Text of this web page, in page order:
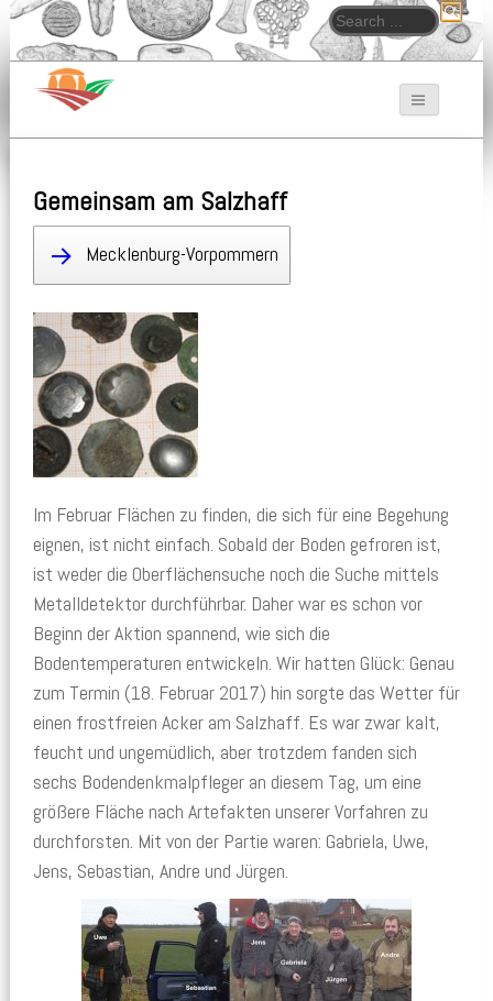
Bodendenkmalpfleger.de
Search for:
Gemeinsam am Salzhaff
Mecklenburg-Vorpommern
Im Februar Flächen zu finden, die sich für eine Begehung
eignen, ist nicht einfach. Sobald der Boden gefroren ist,
ist weder die Oberflächensuche noch die Suche mittels
Metalldetektor durchführbar. Daher war es schon vor
Beginn der Aktion spannend, wie sich die
Bodentemperaturen entwickeln. Wir hatten Glück: Genau
zum Termin (18. Februar 2017) hin sorgte das Wetter für
einen frostfreien Acker am Salzhaff. Es war zwar kalt,
feucht und ungemüdlich, aber trotzdem fanden sich
sechs Bodendenkmalpfleger an diesem Tag, um eine
größere Fläche nach Artefakten unserer Vorfahren zu
durchforsten. Mit von der Partie waren: Gabriela, Uwe,
Jens, Sebastian, Andre und Jürgen.